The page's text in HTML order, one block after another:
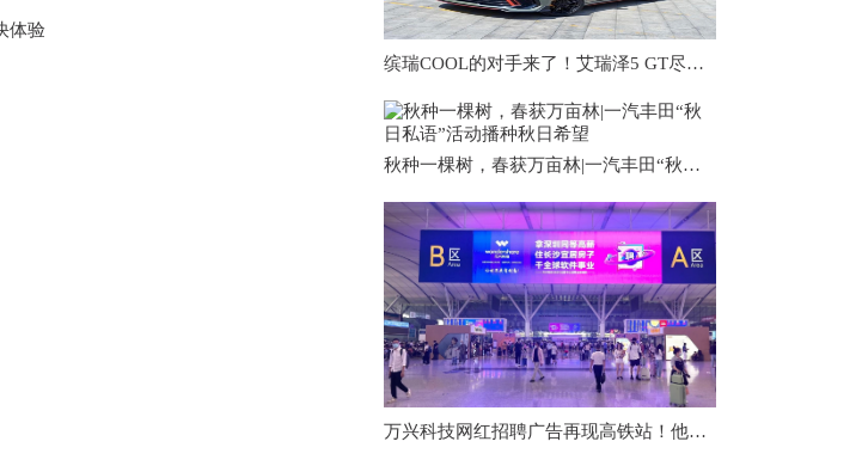
体验
缤瑞COOL的对手来了！艾瑞泽5 GT尽显战斗范儿，这才是热血青年的梦想
秋种一棵树，春获万亩林|一汽丰田“秋日私语”活动播种秋日希望
万兴科技网红招聘广告再现高铁站！他们到底为什么选择长沙？